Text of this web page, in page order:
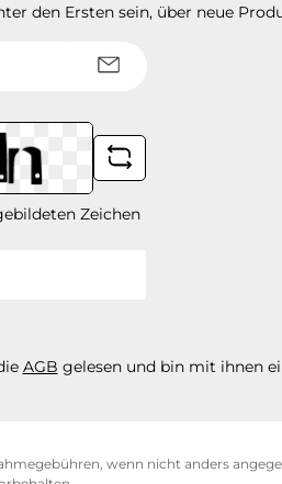
den Ersten sein, über neue
Zeichen
AGB gelesen und bin mit ihnen
wenn nicht anders